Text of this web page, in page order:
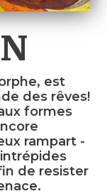
est
des rêves!
formes
rampart -
de resister